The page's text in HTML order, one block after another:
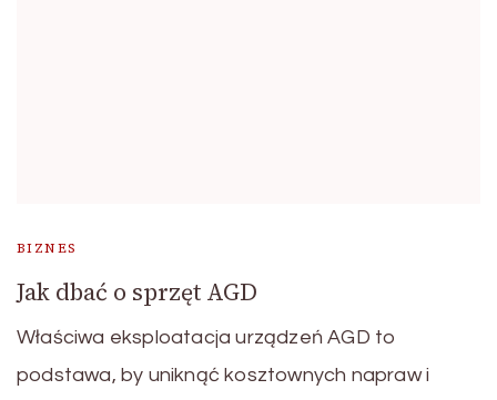
BIZNES
Jak dbać o sprzęt AGD
Właściwa eksploatacja urządzeń AGD to
podstawa, by uniknąć kosztownych napraw i